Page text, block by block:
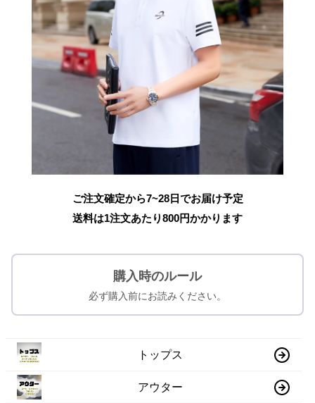
ご注文確定から7~28日でお届け予定
送料は1注文あたり800円かかります
購入時のルール
必ず購入前にお読みください。
トップス
アウター